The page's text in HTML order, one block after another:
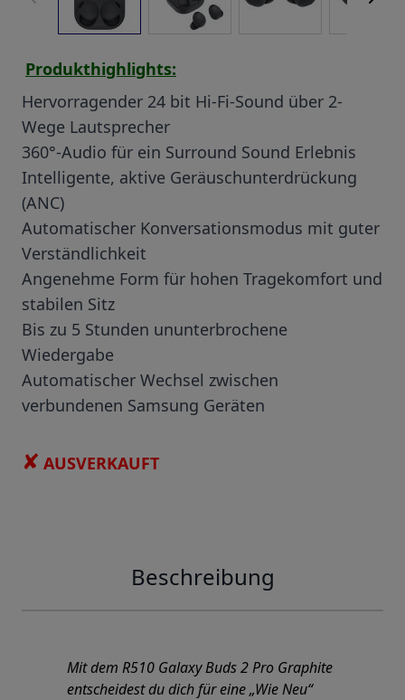
Produkthighlights:
Hervorragender 24 bit Hi-Fi-Sound über 2-
Wege Lautsprecher
360°-Audio für ein Surround Sound Erlebnis
Intelligente, aktive Geräuschunterdrückung
(ANC)
Automatischer Konversationsmodus mit guter
Verständlichkeit
Angenehme Form für hohen Tragekomfort und
stabilen Sitz
Bis zu 5 Stunden ununterbrochene
Wiedergabe
Automatischer Wechsel zwischen
verbundenen Samsung Geräten
✘ AUSVERKAUFT
Beschreibung
Mit dem R510 Galaxy Buds 2 Pro Graphite
entscheidest du dich für eine „Wie Neu“